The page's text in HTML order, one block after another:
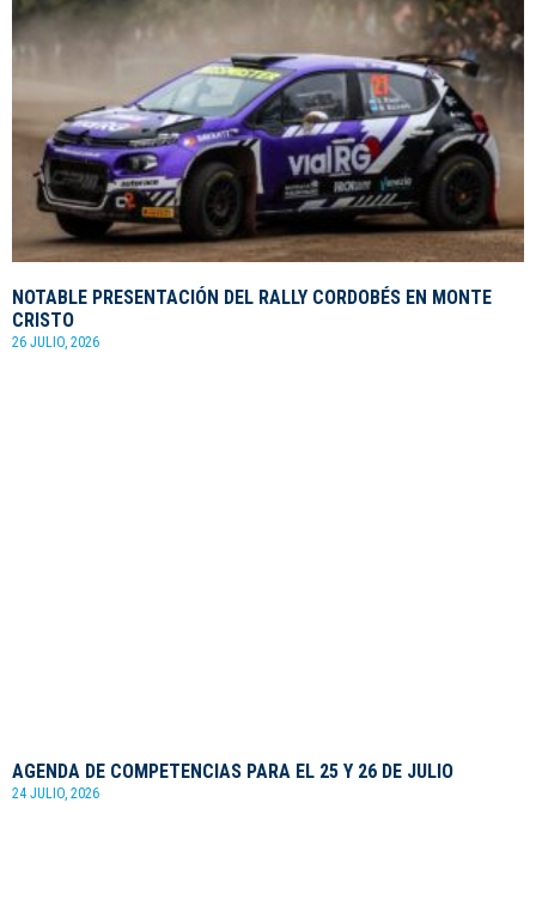
NOTABLE PRESENTACIÓN DEL RALLY CORDOBÉS EN MONTE
CRISTO
26 JULIO, 2026
AGENDA DE COMPETENCIAS PARA EL 25 Y 26 DE JULIO
24 JULIO, 2026